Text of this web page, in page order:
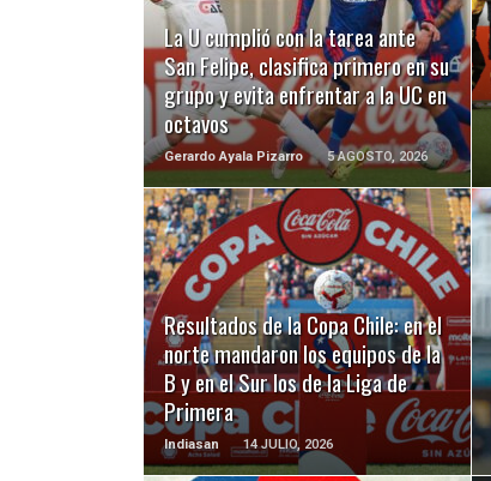
La U cumplió con la tarea ante
San Felipe, clasifica primero en su
grupo y evita enfrentar a la UC en
octavos
Gerardo Ayala Pizarro 5 AGOSTO, 2026
LEER MÁS
Resultados de la Copa Chile: en el
norte mandaron los equipos de la
B y en el Sur los de la Liga de
Primera
Indiasan 14 JULIO, 2026
LEER MÁS